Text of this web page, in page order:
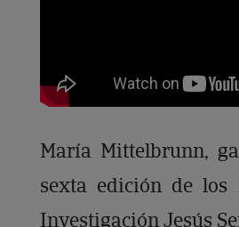
María Mittelbrunn,
sexta edición de los
Investigación Jesús